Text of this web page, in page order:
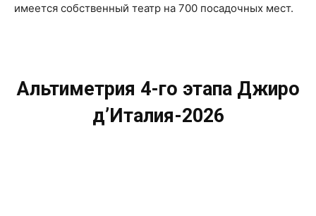
имеется собственный театр на 700 посадочных мест.
Альтиметрия 4-го этапа Джиро
д’Италия-2026